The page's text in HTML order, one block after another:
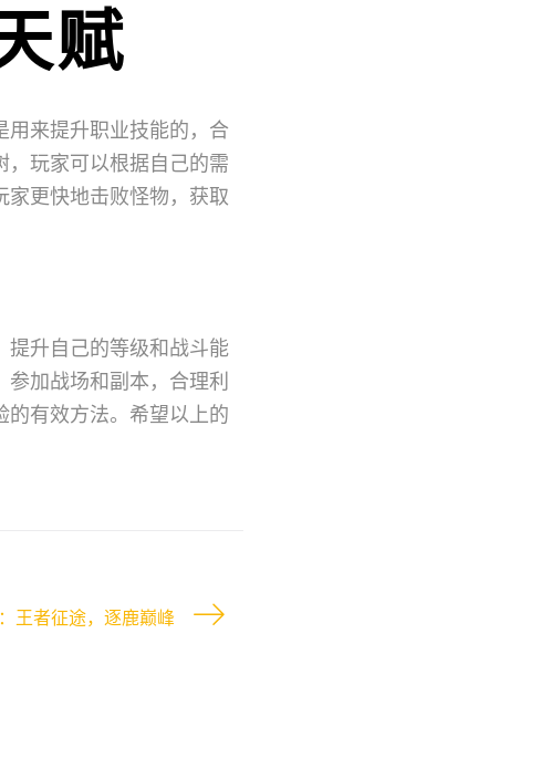
赋
用来提升职业技能的，合
玩家可以根据自己的需
家更快地击败怪物，获取
提升自己的等级和战斗能
加战场和副本，合理利
的有效方法。希望以上的
王者征途，逐鹿巅峰